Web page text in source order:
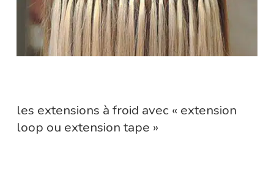
les extensions à froid avec « extension
loop ou extension tape »